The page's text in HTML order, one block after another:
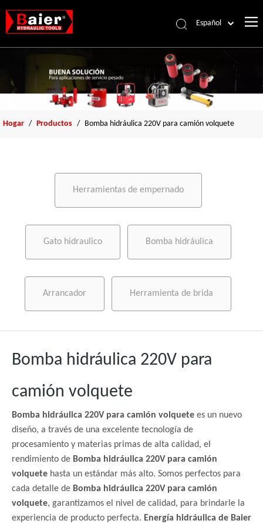
Español
Français
العربية
English
Hogar / Productos / Bomba hidráulica 220V para camión volquete
Herramientas de empernado
Gato hidraulico Bomba hidráulica
Arrancador Herramienta de brida
Bomba hidráulica 220V para
camión volquete
Bomba hidráulica 220V para camión volquete es un nuevo
diseño, a través de una excelente tecnología de
procesamiento y materias primas de alta calidad, el
rendimiento de Bomba hidráulica 220V para camión
volquete hasta un estándar más alto. Somos perfectos para
cada detalle de Bomba hidráulica 220V para camión
volquete, garantizamos el nivel de calidad, para brindarle la
experiencia de producto perfecta. Energía hidráulica de Baier